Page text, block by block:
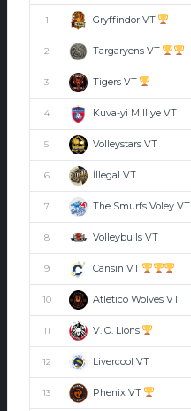
1 Gryffindor VT
2 Targaryens VT
3 Tigers VT
4 Kuva-yi Milliye VT
5 Volleystars VT
6 İllegal VT
7 The Smurfs Voley VT
8 Volleybulls VT
9 Cansın VT
10 Atletico Wolves VT
11 V. O. Lions
12 Livercool VT
13 Phenix VT